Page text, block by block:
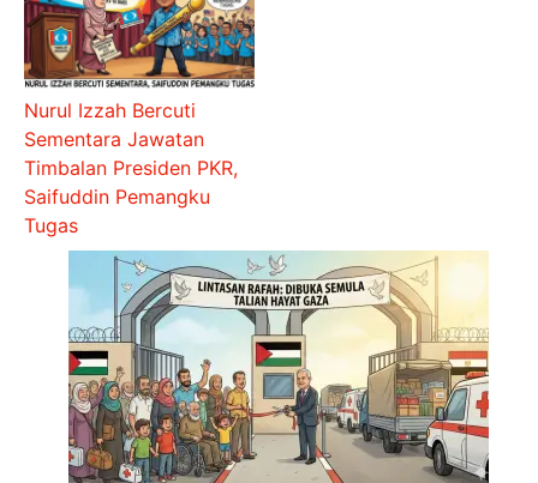
Nurul Izzah Bercuti
Sementara Jawatan
Timbalan Presiden PKR,
Saifuddin Pemangku
Tugas